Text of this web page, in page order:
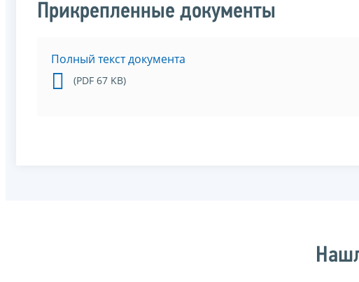
Прикрепленные документы
Полный текст документа
(PDF 67 KB)